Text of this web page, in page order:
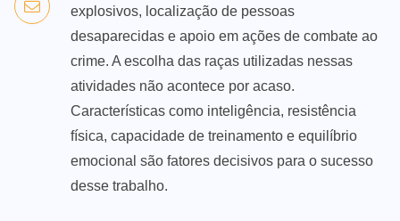
explosivos, localização de pessoas
desaparecidas e apoio em ações de combate ao
crime. A escolha das raças utilizadas nessas
atividades não acontece por acaso.
Características como inteligência, resistência
física, capacidade de treinamento e equilíbrio
emocional são fatores decisivos para o sucesso
desse trabalho.